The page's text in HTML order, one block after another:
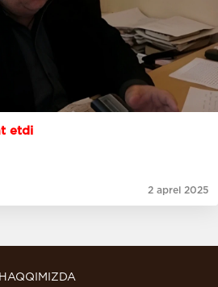
etdi
2 aprel 2025
HAQQIMIZDA